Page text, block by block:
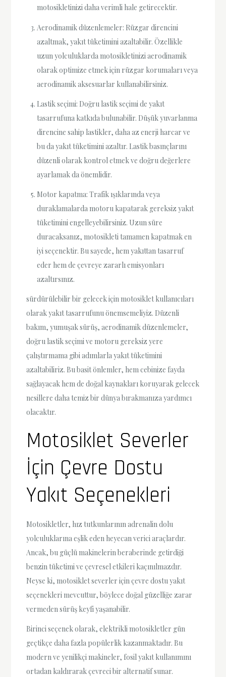
motosikletinizi daha verimli hale getirecektir.
Aerodinamik düzenlemeler: Rüzgar direncini
azaltmak, yakıt tüketimini azaltabilir. Özellikle
uzun yolculuklarda motosikletinizi aerodinamik
olarak optimize etmek için rüzgar korumaları veya
aerodinamik aksesuarlar kullanabilirsiniz.
Lastik seçimi: Doğru lastik seçimi de yakıt
tasarrufuna katkıda bulunabilir. Düşük yuvarlanma
direncine sahip lastikler, daha az enerji harcar ve
bu da yakıt tüketimini azaltır. Lastik basınçlarını
düzenli olarak kontrol etmek ve doğru değerlere
ayarlamak da önemlidir.
Motor kapatma: Trafik ışıklarında veya
duraklamalarda motoru kapatarak gereksiz yakıt
tüketimini engelleyebilirsiniz. Uzun süre
duracaksanız, motosikleti tamamen kapatmak en
iyi seçenektir. Bu sayede, hem yakıttan tasarruf
eder hem de çevreye zararlı emisyonları
azaltırsınız.
sürdürülebilir bir gelecek için motosiklet kullanıcıları
olarak yakıt tasarrufunu önemsemeliyiz. Düzenli
bakım, yumuşak sürüş, aerodinamik düzenlemeler,
doğru lastik seçimi ve motoru gereksiz yere
çalıştırmama gibi adımlarla yakıt tüketimini
azaltabiliriz. Bu basit önlemler, hem cebinize fayda
sağlayacak hem de doğal kaynakları koruyarak gelecek
nesillere daha temiz bir dünya bırakmanıza yardımcı
olacaktır.
Motosiklet Severler
İçin Çevre Dostu
Yakıt Seçenekleri
Motosikletler, hız tutkunlarının adrenalin dolu
yolculuklarına eşlik eden heyecan verici araçlardır.
Ancak, bu güçlü makinelerin beraberinde getirdiği
benzin tüketimi ve çevresel etkileri kaçınılmazdır.
Neyse ki, motosiklet severler için çevre dostu yakıt
seçenekleri mevcuttur, böylece doğal güzelliğe zarar
vermeden sürüş keyfi yaşanabilir.
Birinci seçenek olarak, elektrikli motosikletler gün
geçtikçe daha fazla popülerlik kazanmaktadır. Bu
modern ve yenilikçi makineler, fosil yakıt kullanımını
ortadan kaldırarak çevreci bir alternatif sunar.